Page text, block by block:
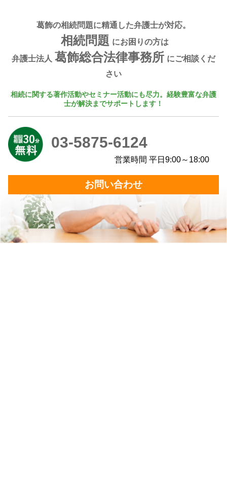
葛飾の相続問題に精通した弁護士が対応。
相続問題 にお困りの方は
弁護士法人 葛飾総合法律事務所 にご相談くだ
さい
相続に関する著作活動やセミナー活動にも尽力。経験豊富な弁護
士が解決までサポートします！
03-5875-6124
営業時間 平日9:00～18:00
お問い合わせ